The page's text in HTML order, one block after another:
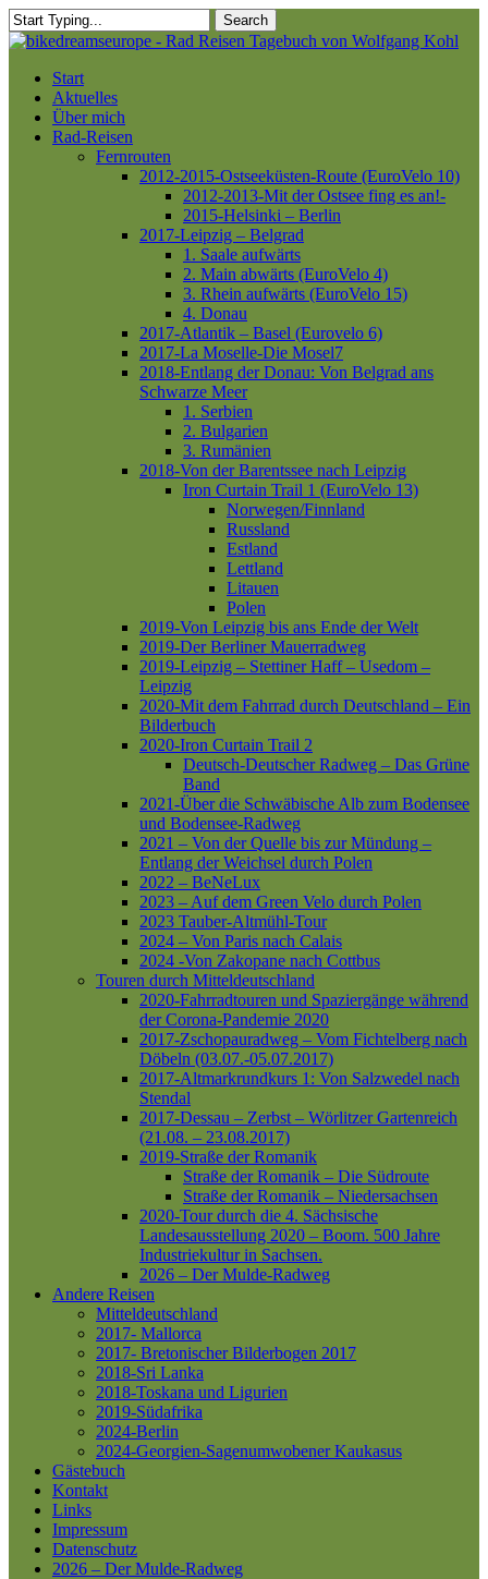
Skip
to
content
Search
Close
Menu
Start
Aktuelles
Über mich
Rad-Reisen
Fernrouten
2012-2015-Ostseeküsten-Route (EuroVelo 10)
2012-2013-Mit der Ostsee fing es an!-
2015-Helsinki – Berlin
2017-Leipzig – Belgrad
1. Saale aufwärts
2. Main abwärts (EuroVelo 4)
3. Rhein aufwärts (EuroVelo 15)
4. Donau
2017-Atlantik – Basel (Eurovelo 6)
2017-La Moselle-Die Mosel7
2018-Entlang der Donau: Von Belgrad ans
Schwarze Meer
1. Serbien
2. Bulgarien
3. Rumänien
2018-Von der Barentssee nach Leipzig
Iron Curtain Trail 1 (EuroVelo 13)
Norwegen/Finnland
Russland
Estland
Lettland
Litauen
Polen
2019-Von Leipzig bis ans Ende der Welt
2019-Der Berliner Mauerradweg
2019-Leipzig – Stettiner Haff – Usedom –
Leipzig
2020-Mit dem Fahrrad durch Deutschland – Ein
Bilderbuch
2020-Iron Curtain Trail 2
Deutsch-Deutscher Radweg – Das Grüne
Band
2021-Über die Schwäbische Alb zum Bodensee
und Bodensee-Radweg
2021 – Von der Quelle bis zur Mündung –
Entlang der Weichsel durch Polen
2022 – BeNeLux
2023 – Auf dem Green Velo durch Polen
2023 Tauber-Altmühl-Tour
2024 – Von Paris nach Calais
2024 -Von Zakopane nach Cottbus
Touren durch Mitteldeutschland
2020-Fahrradtouren und Spaziergänge während
der Corona-Pandemie 2020
2017-Zschopauradweg – Vom Fichtelberg nach
Döbeln (03.07.-05.07.2017)
2017-Altmarkrundkurs 1: Von Salzwedel nach
Stendal
2017-Dessau – Zerbst – Wörlitzer Gartenreich
(21.08. – 23.08.2017)
2019-Straße der Romanik
Straße der Romanik – Die Südroute
Straße der Romanik – Niedersachsen
2020-Tour durch die 4. Sächsische
Landesausstellung 2020 – Boom. 500 Jahre
Industriekultur in Sachsen.
2026 – Der Mulde-Radweg
Andere Reisen
Mitteldeutschland
2017- Mallorca
2017- Bretonischer Bilderbogen 2017
2018-Sri Lanka
2018-Toskana und Ligurien
2019-Südafrika
2024-Berlin
2024-Georgien-Sagenumwobener Kaukasus
Gästebuch
Kontakt
Links
Impressum
Datenschutz
2026 – Der Mulde-Radweg